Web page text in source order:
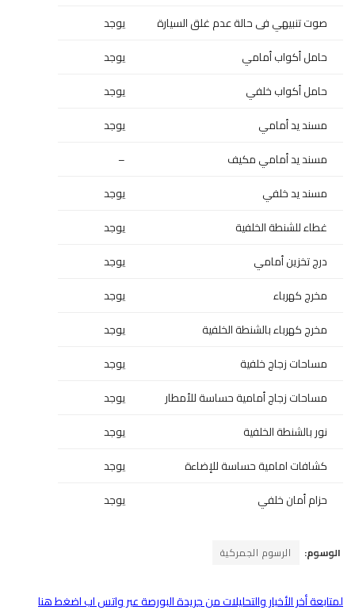
صوت تنبيهي فى حالة عدم غلق السيارة
يوجد
حامل أكواب أمامي
يوجد
حامل أكواب خلفي
يوجد
مسند يد أمامي
يوجد
مسند يد أمامي مكيف
–
مسند يد خلفي
يوجد
غطاء للشنطة الخلفية
يوجد
درج تخزين أمامي
يوجد
مخرج كهرباء
يوجد
مخرج كهرباء بالشنطة الخلفية
يوجد
مساحات زجاج خلفية
يوجد
مساحات زجاج أمامية حساسة للأمطار
يوجد
نور بالشنطة الخلفية
يوجد
كشافات امامية حساسة للإضاءة
يوجد
حزام أمان خلفي
يوجد
الوسوم: الرسوم الجمركية
لمتابعة أخر الأخبار والتحليلات من جريدة البورصة عبر واتس اب اضغط هنا